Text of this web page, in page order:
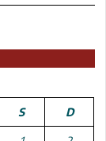
S D